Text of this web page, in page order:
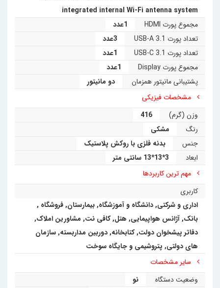
integrated internal Wi-Fi antenna system
مجموع پورت HDMI
1عدد
تعداد پورت USB-A 3.1
3عدد
تعداد پورت USB-C 3.1
1عدد
مجموع پورت Display
1عدد
پشتیبانی مانیتور همزمان
دو مانیتور
مشخصات فیزیکی
وزن (گرم)
416
رنگ
مشکی
جنس
بدنه فلزی با روکش پلاستیک
ابعاد
3*13*13 سانتی متر
مهم ترین کاربردها
کاربری
اداری و شرکتی,دانشگاه و آموزشگاه,بیمارستان,فروشگاه ,
بانک,آژانس هواپیمایی, هتل,کافی نت, مشاورین املاک,
دفاتر پیشخوان دولت, کتابخانه,دوربین مداربسته,سازمان
های دولتی, پتروشیمی و جایگاه سوخت
سایر مشخصات
وضعیت دستگاه
نو